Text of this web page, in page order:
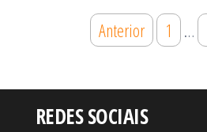
PaginaçãoAnterior 1 …
REDES SOCIAIS